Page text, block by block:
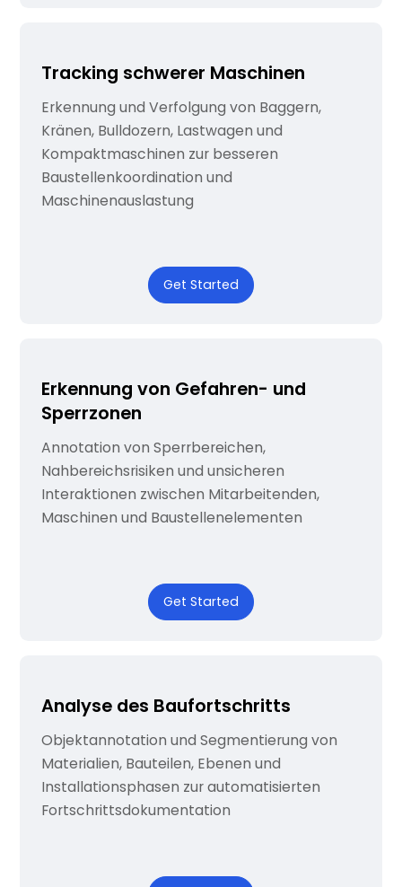
Tracking schwerer Maschinen
Erkennung und Verfolgung von Baggern,
Kränen, Bulldozern, Lastwagen und
Kompaktmaschinen zur besseren
Baustellenkoordination und
Maschinenauslastung
Get Started
Erkennung von Gefahren- und
Sperrzonen
Annotation von Sperrbereichen,
Nahbereichsrisiken und unsicheren
Interaktionen zwischen Mitarbeitenden,
Maschinen und Baustellenelementen
Get Started
Analyse des Baufortschritts
Objektannotation und Segmentierung von
Materialien, Bauteilen, Ebenen und
Installationsphasen zur automatisierten
Fortschrittsdokumentation